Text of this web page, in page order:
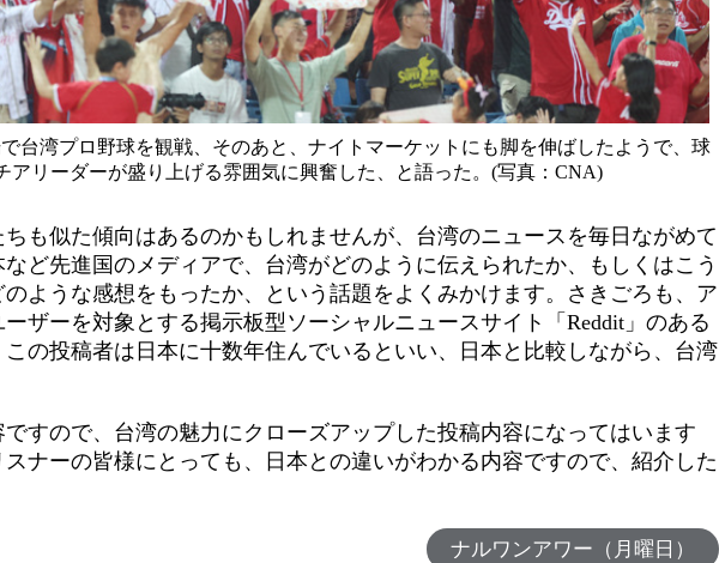
台湾プロ野球を観戦、そのあと、ナイトマーケットにも脚を伸ばしたようで、球
アリーダーが盛り上げる雰囲気に興奮した、と語った。(写真：CNA)
も似た傾向はあるのかもしれませんが、台湾のニュースを毎日ながめて
ど先進国のメディアで、台湾がどのように伝えられたか、もしくはこう
ような感想をもったか、という話題をよくみかけます。さきごろも、ア
ザーを対象とする掲示板型ソーシャルニュースサイト「Reddit」のある
の投稿者は日本に十数年住んでいるといい、日本と比較しながら、台湾
すので、台湾の魅力にクローズアップした投稿内容になってはいます
ナーの皆様にとっても、日本との違いがわかる内容ですので、紹介した
ナルワンアワー（月曜日）